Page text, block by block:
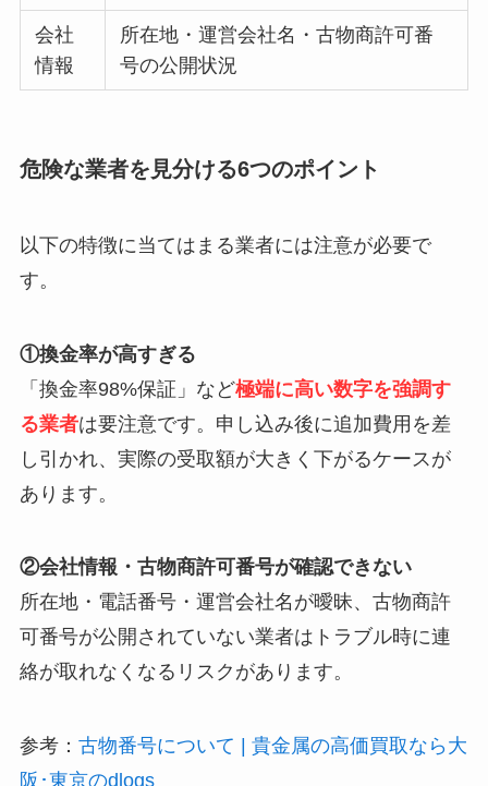
会社
情報
所在地・運営会社名・古物商許可番
号の公開状況
危険な業者を見分ける6つのポイント
以下の特徴に当てはまる業者には注意が必要で
す。
①換金率が高すぎる
「換金率98%保証」など極端に高い数字を強調す
る業者は要注意です。申し込み後に追加費用を差
し引かれ、実際の受取額が大きく下がるケースが
あります。
②会社情報・古物商許可番号が確認できない
所在地・電話番号・運営会社名が曖昧、古物商許
可番号が公開されていない業者はトラブル時に連
絡が取れなくなるリスクがあります。
参考： 古物番号について | 貴金属の高価買取なら大
阪･東京のdlogs